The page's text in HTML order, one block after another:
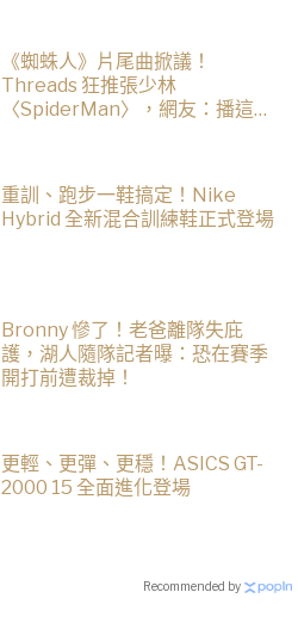
《蜘蛛人》片尾曲掀議！
Threads 狂推張少林
〈SpiderMan〉，網友：播這個
重訓、跑步一鞋搞定！Nike
Hybrid 全新混合訓練鞋正式登場
Bronny 慘了！老爸離隊失庇
護，湖人隨隊記者曝：恐在賽季
開打前遭裁掉！
更輕、更彈、更穩！ASICS GT-
2000 15 全面進化登場
Recommended by